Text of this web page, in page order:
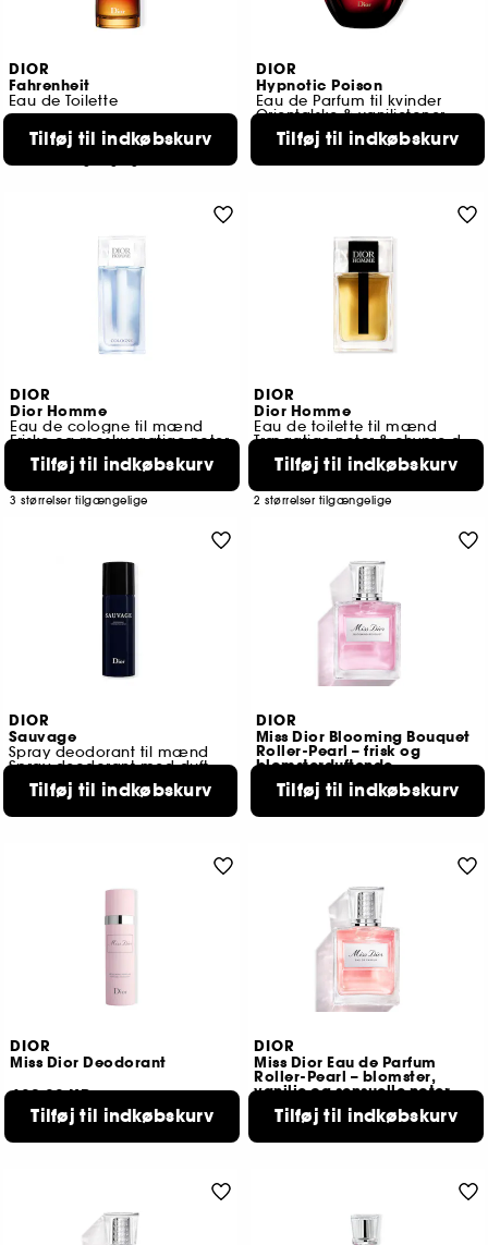
DIOR
Fahrenheit
Eau de Toilette
Fra:679,00 KR
Tilføj til indkøbskurv
DIOR
Hypnotic Poison
Eau de Parfum til kvinder
Orientalske & vaniljetoner
7
869,00 KR
Tilføj til indkøbskurv
DIOR
Dior Homme
Eau de cologne til mænd
Friske og moskusagtige noter
48
739,00 KR
3 størrelser tilgængelige
Tilføj til indkøbskurv
DIOR
Dior Homme
Eau de toilette til mænd
Træagtige noter & chypre duftnoter
1245
689,00 KR
2 størrelser tilgængelige
Tilføj til indkøbskurv
DIOR
Sauvage
Spray deodorant til mænd
Spray deodorant med duft
36
339,00 KR
Tilføj til indkøbskurv
DIOR
Miss Dior Blooming Bouquet
Roller-Pearl – frisk og
blomsterduftende
409,00 KR
Tilføj til indkøbskurv
DIOR
Miss Dior Deodorant
409,00 KR
Tilføj til indkøbskurv
DIOR
Miss Dior Eau de Parfum
Roller-Pearl – blomster,
vanilje og sensuelle noter
469,00 KR
Tilføj til indkøbskurv